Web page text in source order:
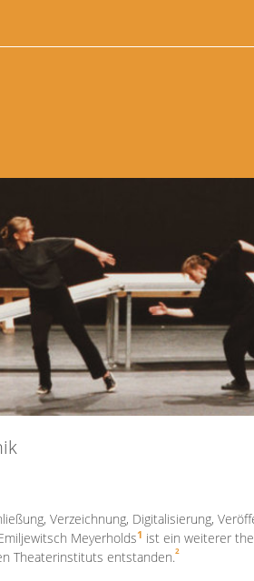
Verzeichnung, Digitalisierung,
Meyerholds1 ist ein weiterer
Theaterinstituts entstanden.2